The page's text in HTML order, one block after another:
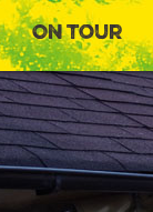
On Tour